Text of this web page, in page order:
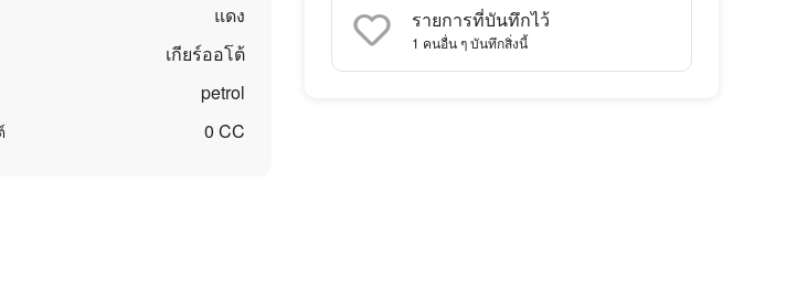
แดง
เกียร์ออโต้
petrol
0 CC
รายการที่บันทึกไว้
1 คนอื่น ๆ บันทึกสิ่งนี้